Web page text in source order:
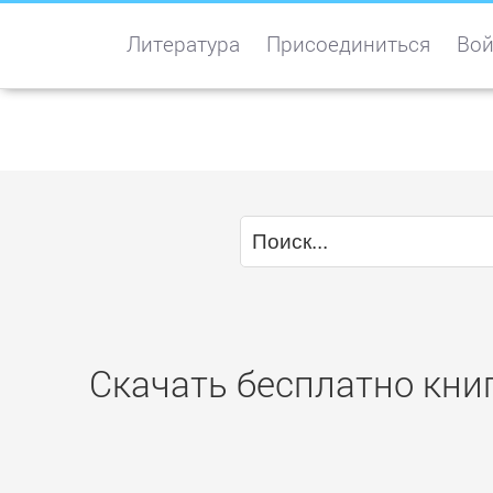
Литература Присоединиться
Скачать бесплатно